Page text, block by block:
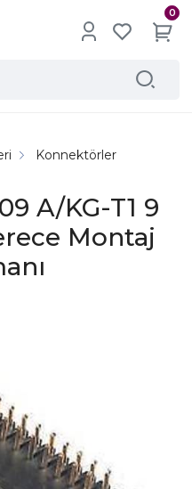
0
A/KG-T1 9
Montaj
Konnektörler